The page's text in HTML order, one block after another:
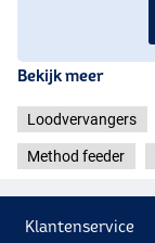
Bekijk meer
Loodvervangers
Method feeder
Klantenservice